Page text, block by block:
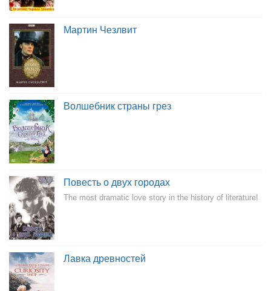
Мартин Чезлвит
Волшебник страны грез
Повесть о двух городах
The most dramatic love story in the history of literature!
Лавка древностей